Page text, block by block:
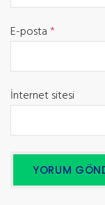
E-posta*
İnternet sitesi